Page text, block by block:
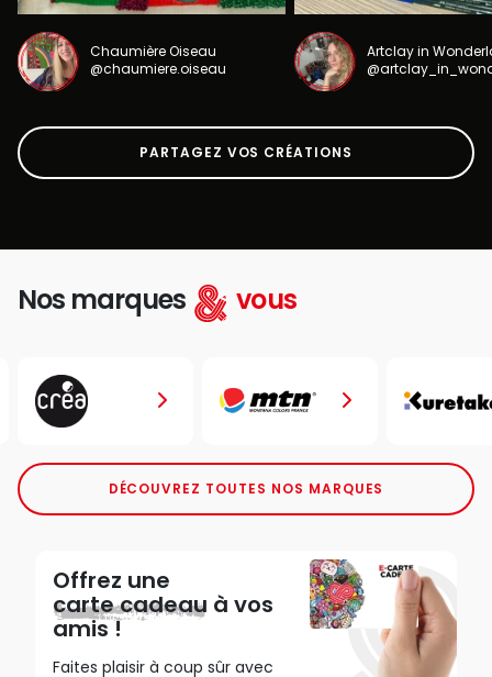
Chaumière Oiseau
@chaumiere.oiseau
Artclay in
PARTAGEZ VOS CRÉATIONS
Nos marques vous
DÉCOUVREZ TOUTES NOS MARQUES
Offrez une
carte cadeau à vos
amis !
Faites plaisir à coup sûr avec